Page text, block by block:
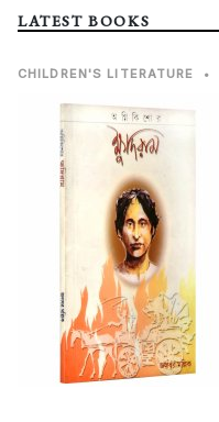
LATEST BOOKS
CHILDREN'S LITERATURE •